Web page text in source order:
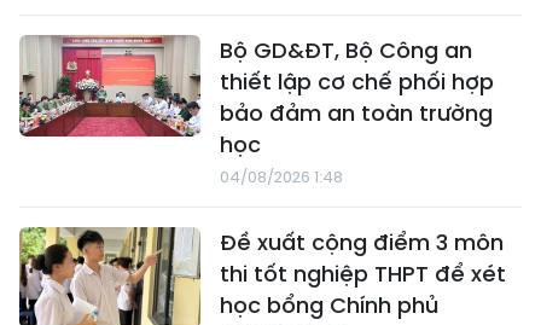
Bộ GD&ĐT, Bộ Công an
thiết lập cơ chế phối hợp
bảo đảm an toàn trường
học
04/08/2026 1:48
Đề xuất cộng điểm 3 môn
thi tốt nghiệp THPT để xét
học bổng Chính phủ